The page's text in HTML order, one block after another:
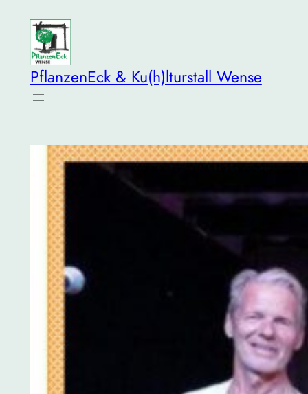
springen
PflanzenEck & Ku(h)lturstall Wense